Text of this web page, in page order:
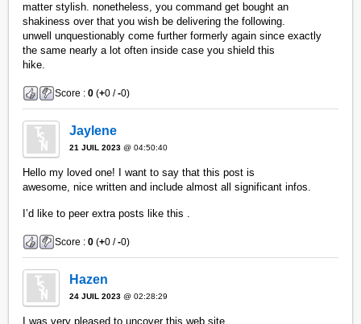
matter stylish. nonetheless, you command get bought an
shakiness over that you wish be delivering the following.
unwell unquestionably come further formerly again since exactly
the same nearly a lot often inside case you shield this
hike.
Score :0 (+0 /-0)
Jaylene
21 JUIL 2023 @ 04:50:40
Hello my loved one! I want to say that this post is
awesome, nice written and include almost all significant infos.
I’d like to peer extra posts like this .
Score :0 (+0 /-0)
Hazen
24 JUIL 2023 @ 02:28:29
I was very pleased to uncover this web site.